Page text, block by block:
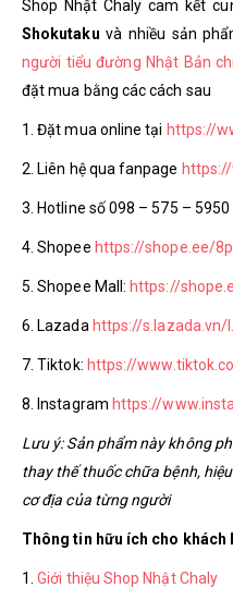
Shop Nhật Chaly cam kết
Shokutaku và nhiều sản
người tiểu đường Nhật Bản
đặt mua bằng các cách sau
1. Đặt mua online tại https://
2. Liên hệ qua fanpage
3. Hotline số 098 – 575 –
4. Shopee https://shope.ee/
5. Shopee Mall: https://
6. Lazada https://s.lazada.vn/
7. Tiktok: https://
8. Instagram https://
Lưu ý: Sản phẩm này không
thay thế thuốc chữa bệnh,
cơ địa của từng người
Thông tin hữu ích cho khách
1.Giới thiệu Shop Nhật Chaly